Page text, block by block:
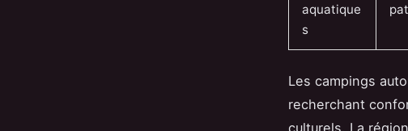
aquatique
s
Les campings
recherchant
culturels. La